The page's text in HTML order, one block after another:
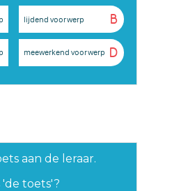
B
lijdend voorwerp
D
meewerkend voorwerp
aan de leraar.
'de toets'?